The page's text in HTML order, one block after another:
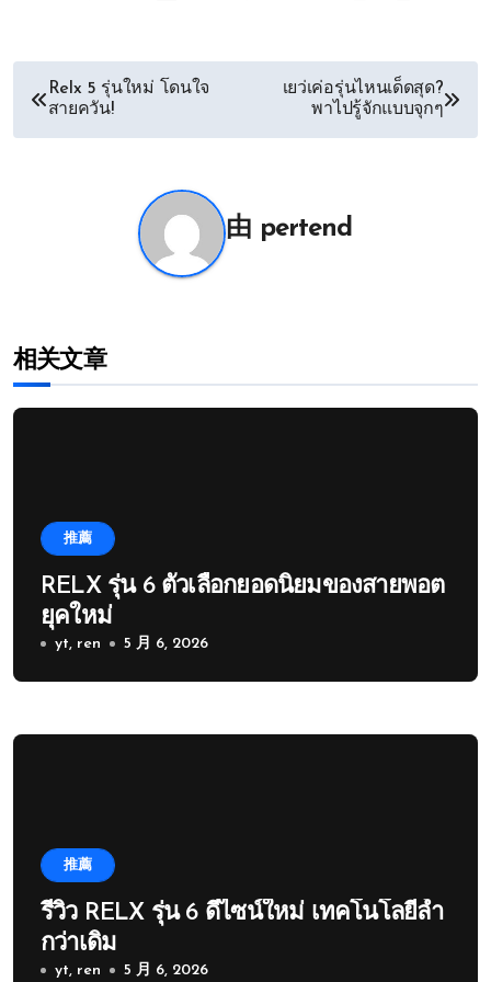
文
章
Relx 5 รุ่นใหม่ โดนใจ
สายควัน!
เยว่เค่อรุ่นไหนเด็ดสุด?
พาไปรู้จักแบบจุกๆ
由 pertend
相关文章
推薦
RELX รุ่น 6 ตัวเลือกยอดนิยมของสายพอต
ยุคใหม่
yt, ren 5 月 6, 2026
推薦
รีวิว RELX รุ่น 6 ดีไซน์ใหม่ เทคโนโลยีล้ำ
กว่าเดิม
yt, ren 5 月 6, 2026